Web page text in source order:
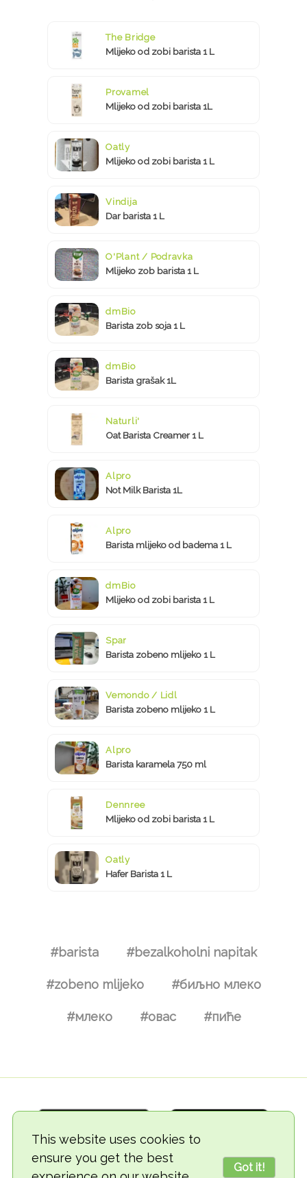
This website uses cookies to
ensure you get the best
Got it!
The Bridge
Mlijeko od zobi barista 1 L
Provamel
Mlijeko od zobi barista 1L
Oatly
Mlijeko od zobi barista 1 L
Vindija
Dar barista 1 L
O'Plant / Podravka
Mlijeko zob barista 1 L
dmBio
Barista zob soja 1 L
dmBio
Barista grašak 1L
Naturli'
Oat Barista Creamer 1 L
Alpro
Not Milk Barista 1L
Alpro
Barista mlijeko od badema 1 L
dmBio
Mlijeko od zobi barista 1 L
Spar
Barista zobeno mlijeko 1 L
Vemondo / Lidl
Barista zobeno mlijeko 1 L
Alpro
Barista karamela 750 ml
Dennree
Mlijeko od zobi barista 1 L
Oatly
Hafer Barista 1 L
#barista #bezalkoholni napitak
#zobeno mlijeko #биљно млеко
#млеко #овас #пиће
© 2018-2026 TheVegCat